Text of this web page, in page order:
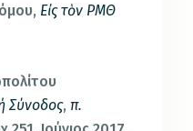
Εἰς τὸν ΡΜΘ
Σύνοδος,π.